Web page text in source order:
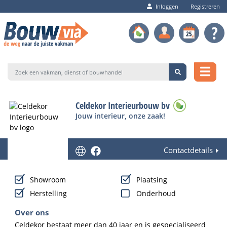
Inloggen Registreren
Celdekor Interieurbouw bv
Jouw interieur, onze zaak!
Contactdetails
Showroom
Plaatsing
Herstelling
Onderhoud
Over ons
Celdekor bestaat meer dan 40 jaar en is gespecialiseerd